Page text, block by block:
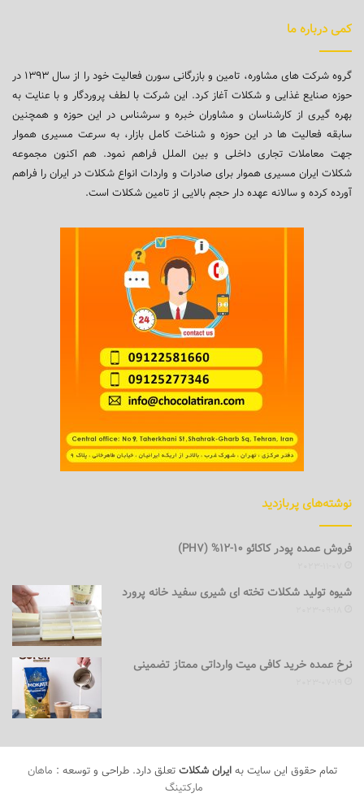
کمی درباره ما
گروه شرکت های مشاوره، تامین و بازرگانی سورن فعالیت خود را از سال ۱۳۹۳ در
حوزه صنایع غذایی و شکلات آغاز کرد. این شرکت با لطف پروردگار و با عنایت به
بهره گیری از کارشناسان و مشاوران خبره و سرشناس در این حوزه و همچنین
سابقه فعالیت ها در این حوزه و شناخت کامل بازار، به سرعت مسیری هموار
جهت معاملات تجاری داخلی و بین الملل فراهم نمود. هم اکنون مجموعه
شکلات ایران مسیری هموار برای صادرات و واردات انواع شکلات در ایران را فراهم
آورده کرده و سالانه عهده دار حجم بالایی از تامین شکلات است.
نوشته‌های پربازدید
فروش عمده پودر کاکائو 10-12% (PH7)
شیوه تولید شکلات تخته ای شیری سفید خانه پرورد
نرخ عمده خرید کافی میت وارداتی ممتاز تضمینی
تمام حقوق این سایت بهایران شکلات تعلق دارد. طراحی و توسعه : ماهان
مارکتینگ